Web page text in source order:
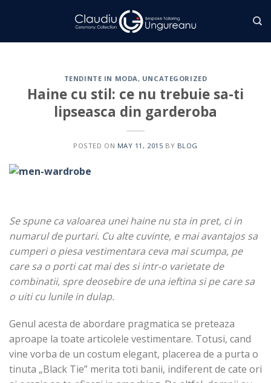
TENDINTE IN MODA, UNCATEGORIZED
Haine cu stil: ce nu trebuie sa-ti
lipseasca din garderoba
POSTED ON MAY 11, 2015 BY BLOG
Se spune ca valoarea unei haine nu sta in pret, ci in
numarul de purtari. Cu alte cuvinte, e mai avantajos sa
cumperi o piesa vestimentara ceva mai scumpa, pe
care sa o porti cat mai des si intr-o varietate de
combinatii, spre deosebire de una ieftina si pe care sa
o uiti cu lunile in dulap.
Genul acesta de abordare pragmatica se preteaza
aproape la toate articolele vestimentare. Totusi, cand
vine vorba de un costum elegant, placerea de a purta o
tinuta „Black Tie” merita toti banii, indiferent de cate ori